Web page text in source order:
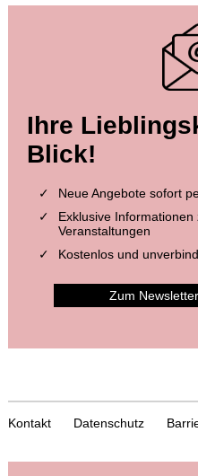
Ihre
Blick!
Neue Angebote sofort
Exklusive
Veranstaltungen
Kostenlos und
Zum Newsletter
Kontakt Datenschutz